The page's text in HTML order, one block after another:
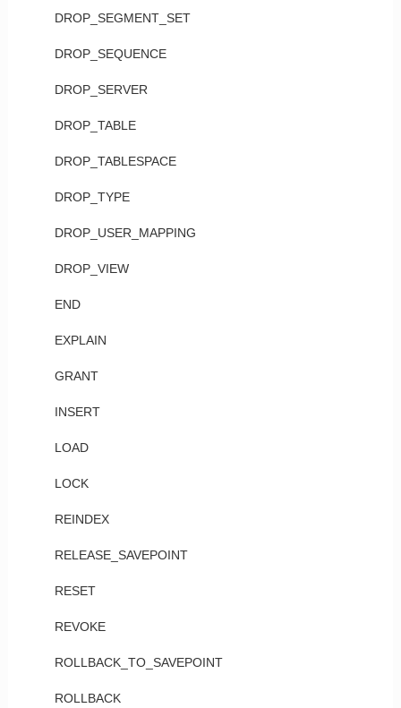
DROP_SEGMENT_SET
DROP_SEQUENCE
DROP_SERVER
DROP_TABLE
DROP_TABLESPACE
DROP_TYPE
DROP_USER_MAPPING
DROP_VIEW
END
EXPLAIN
GRANT
INSERT
LOAD
LOCK
REINDEX
RELEASE_SAVEPOINT
RESET
REVOKE
ROLLBACK_TO_SAVEPOINT
ROLLBACK